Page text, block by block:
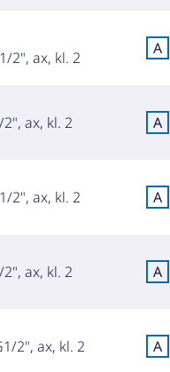
2", ax, kl. 2 A
ax, kl. 2 A
2", ax, kl. 2 A
ax, kl. 2 A
2", ax, kl. 2 A